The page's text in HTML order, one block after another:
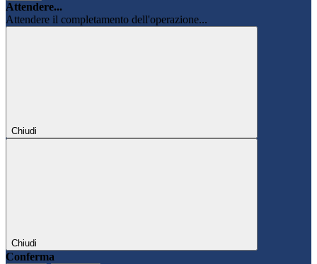
Attendere...
Attendere il completamento dell'operazione...
Chiudi
Chiudi
Conferma